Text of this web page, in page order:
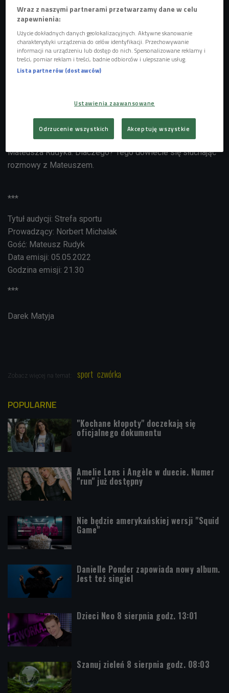
Mateusz Rudyk Foto: Darek Matyja
kwietniu. A to wszystko przez rewolucję jaką wprowadziło
Pierwsze zawody odbył się w Glasgow. Niestety zabrakło
tam brązowego medalisty MŚ w sprincie z 2019 roku
Mateusza Rudyka. Dlaczego? Tego dowiecie się słuchając
rozmowy z Mateuszem.
***
Tytuł audycji: Strefa sportu
Prowadzący: Norbert Michalak
Gość: Mateusz Rudyk
Data emisji: 05.05.2022
Godzina emisji: 21.30
***
Darek Matyja
Zobacz więcej na temat: sport czwórka
POPULARNE
"Kochane kłopoty" doczekają się
oficjalnego dokumentu
Amelie Lens i Angèle w duecie. Numer
"run" już dostępny
Nie będzie amerykańskiej wersji "Squid
Game"
Danielle Ponder zapowiada nowy album.
Jest też singiel
Dzieci Neo 8 sierpnia godz. 13:01
Szanuj zieleń 8 sierpnia godz. 08:03
Wraz z naszymi partnerami przetwarzamy dane w celu
zapewnienia:
Użycie dokładnych danych geolokalizacyjnych. Aktywne skanowanie
charakterystyki urządzenia do celów identyfikacji. Przechowywanie
informacji na urządzeniu lub dostęp do nich. Spersonalizowane reklamy i
treści, pomiar reklam i treści, badnie odbiorców i ulepszanie usług.
Lista partnerów (dostawców)
Ustawienia zaawansowane
Odrzucenie wszystkich Akceptuję wszystkie